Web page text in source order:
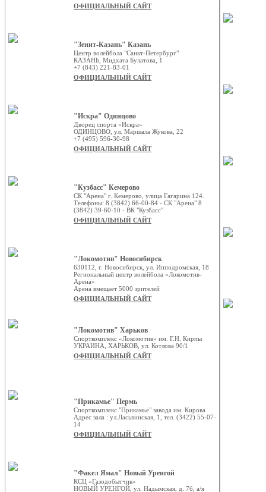
ОФИЦИАЛЬНЫЙ САЙТ
"Зенит-Казань" Казань
Центр волейбола "Санкт-Петербург"
КАЗАНЬ, Мидхата Булатова, 1
+7 (843) 221-83-01
ОФИЦИАЛЬНЫЙ САЙТ
"Искра" Одинцово
Дворец спорта «Искра»
ОДИНЦОВО, ул. Маршала Жукова, 22
+7 (495) 596-30-98
ОФИЦИАЛЬНЫЙ САЙТ
"Кузбасс" Кемерово
СК "Арена" г. Кемерово, улица Гагарина 124.
Телефоны: 8 (3842) 66-00-84 - СК "Арена" 8
(3842) 39-60-10 - ВК "Кузбасс"
ОФИЦИАЛЬНЫЙ САЙТ
"Локомотив" Новосибирск
630112, г. Новосибирск, ул. Ипподромская, 18
Региональный центр волейбола «Локомотив-
Арена»
Арена вмещает 5000 зрителей
ОФИЦИАЛЬНЫЙ САЙТ
"Локомотив" Харьков
Спорткомплекс «Локомотив» им. Г.Н. Кирпы
УКРАИНА, ХАРЬКОВ, ул. Котлова 90/1
ОФИЦИАЛЬНЫЙ САЙТ
"Прикамье" Пермь
Спорткомплекс "Прикамье" завода им. Кирова
Адрес зала : ул.Ласьвинская, 1, тел. (3422) 55-07-
14
ОФИЦИАЛЬНЫЙ САЙТ
"Факел Ямал" Новый Уренгой
КСЦ «Газодобытчик»
НОВЫЙ УРЕНГОЙ, ул. Надымская, д. 7б, а/я